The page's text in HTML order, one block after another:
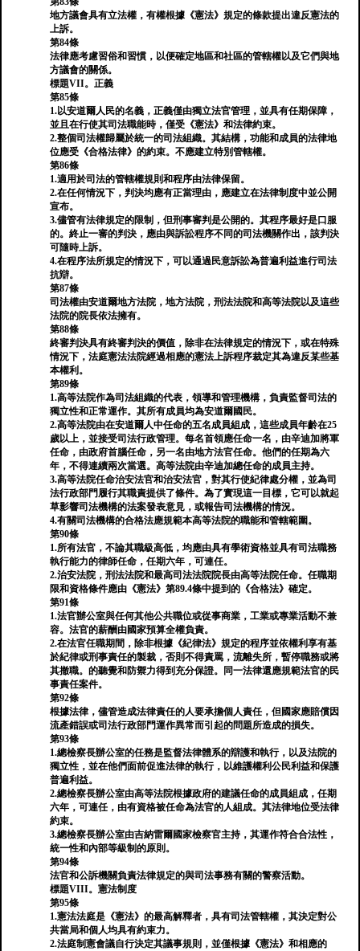
地方議會具有立法權，有權根據《憲法》規定的條款提出違反憲法的
上訴。
第84條
法律應考慮習俗和習慣，以便確定地區和社區的管轄權以及它們與地
方議會的關係。
標題VII。正義
第85條
1.以安道爾人民的名義，正義僅由獨立法官管理，並具有任期保障，
並且在行使其司法職能時，僅受《憲法》和法律約束。
2.整個司法權歸屬於統一的司法組織。其結構，功能和成員的法律地
位應受《合格法律》的約束。不應建立特別管轄權。
第86條
1.適用於司法的管轄權規則和程序由法律保留。
2.在任何情況下，判決均應有正當理由，應建立在法律制度中並公開
宣布。
3.儘管有法律規定的限制，但刑事審判是公開的。其程序最好是口服
的。終止一審的判決，應由與訴訟程序不同的司法機關作出，該判決
可隨時上訴。
4.在程序法所規定的情況下，可以通過民意訴訟為普遍利益進行司法
抗辯。
第87條
司法權由安道爾地方法院，地方法院，刑法法院和高等法院以及這些
法院的院長依法擁有。
第88條
終審判決具有終審判決的價值，除非在法律規定的情況下，或在特殊
情況下，法庭憲法法院經過相應的憲法上訴程序裁定其為違反某些基
本權利。
第89條
1.高等法院作為司法組織的代表，領導和管理機構，負責監督司法的
獨立性和正常運作。其所有成員均為安道爾國民。
2.高等法院由在安道爾人中任命的五名成員組成，這些成員年齡在25
歲以上，並接受司法行政管理。每名首領應任命一名，由辛迪加將軍
任命，由政府首腦任命，另一名由地方法官任命。他們的任期為六
年，不得連續兩次當選。高等法院由辛迪加總任命的成員主持。
3.高等法院任命治安法官和治安法官，對其行使紀律處分權，並為司
法行政部門履行其職責提供了條件。為了實現這一目標，它可以就起
草影響司法機構的法案發表意見，或報告司法機構的情況。
4.有關司法機構的合格法應規範本高等法院的職能和管轄範圍。
第90條
1.所有法官，不論其職級高低，均應由具有學術資格並具有司法職務
執行能力的律師任命，任期六年，可連任。
2.治安法院，刑法法院和最高司法法院院長由高等法院任命。任職期
限和資格條件應由《憲法》第89.4條中提到的《合格法》確定。
第91條
1.法官辦公室與任何其他公共職位或從事商業，工業或專業活動不兼
容。法官的薪酬由國家預算全權負責。
2.在法官任職期間，除非根據《紀律法》規定的程序並依權利享有基
於紀律或刑事責任的製裁，否則不得責罵，流離失所，暫停職務或將
其撤職。的聽覺和防禦力得到充分保證。同一法律還應規範法官的民
事責任案件。
第92條
根據法律，儘管造成法律責任的人要承擔個人責任，但國家應賠償因
流產錯誤或司法行政部門運作異常而引起的問題所造成的損失。
第93條
1.總檢察長辦公室的任務是監督法律體系的辯護和執行，以及法院的
獨立性，並在他們面前促進法律的執行，以維護權利公民利益和保護
普遍利益。
2.總檢察長辦公室由高等法院根據政府的建議任命的成員組成，任期
六年，可連任，由有資格被任命為法官的人組成。其法律地位受法律
約束。
3.總檢察長辦公室由吉納雷爾國家檢察官主持，其運作符合合法性，
統一性和內部等級制的原則。
第94條
法官和公訴機關負責法律規定的與司法事務有關的警察活動。
標題VIII。憲法制度
第95條
1.憲法法庭是《憲法》的最高解釋者，具有司法管轄權，其決定對公
共當局和個人均具有約束力。
2.法庭制憲會議自行決定其議事規則，並僅根據《憲法》和相應的